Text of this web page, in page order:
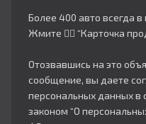
Более 400 авто всегда в
Жмите 👇🏻 “Карточка
Отозвавшись на это
сообщение, вы даете
персональных данных в
законом “О